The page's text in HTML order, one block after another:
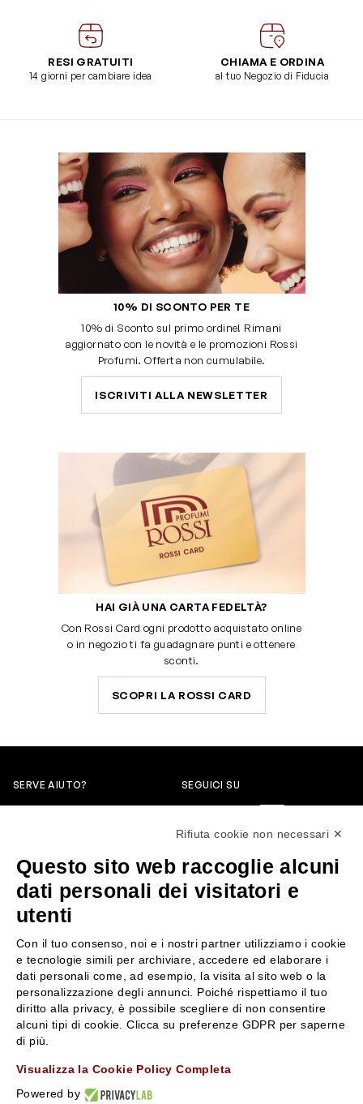
RESI GRATUITI
14 giorni per cambiare idea
CHIAMA E ORDINA
al tuo Negozio di Fiducia
10% DI SCONTO PER TE
10% di Sconto sul primo ordine! Rimani
aggiornato con le novità e le promozioni Rossi
Profumi. Offerta non cumulabile.
ISCRIVITI ALLA NEWSLETTER
HAI GIÀ UNA CARTA FEDELTÀ?
Con Rossi Card ogni prodotto acquistato online
o in negozio ti fa guadagnare punti e ottenere
sconti.
SCOPRI LA ROSSI CARD
SERVE AIUTO?
servizioclienti@rossiprofumi.it
SEGUICI SU
SERVIZIO CLIENTI
Resi e rimborsi
Pagamenti
Spedizione
Condizioni generali di vendita
Privacy Policy
Chi siamo
Contattaci
Negozi
Attiva la Rossi Card
Lavora con noi
Rifiuta cookie non necessari ✕
Questo sito web raccoglie alcuni
dati personali dei visitatori e
utenti
Con il tuo consenso, noi e i nostri partner utilizziamo i cookie
e tecnologie simili per archiviare, accedere ed elaborare i
dati personali come, ad esempio, la visita al sito web o la
personalizzazione degli annunci. Poiché rispettiamo il tuo
diritto alla privacy, è possibile scegliere di non consentire
alcuni tipi di cookie. Clicca su preferenze GDPR per saperne
di più.
Visualizza la Cookie Policy Completa
Powered by